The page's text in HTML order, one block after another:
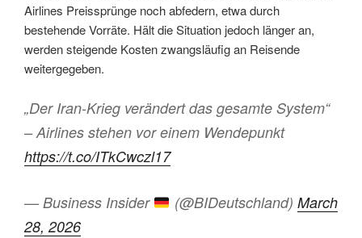
Airlines Preissprünge noch abfedern, etwa durch
bestehende Vorräte. Hält die Situation jedoch länger an,
werden steigende Kosten zwangsläufig an Reisende
weitergegeben.
„Der Iran-Krieg verändert das gesamte System“
– Airlines stehen vor einem Wendepunkt
https://t.co/ITkCwczl17
— Business Insider (@BIDeutschland) March
28, 2026